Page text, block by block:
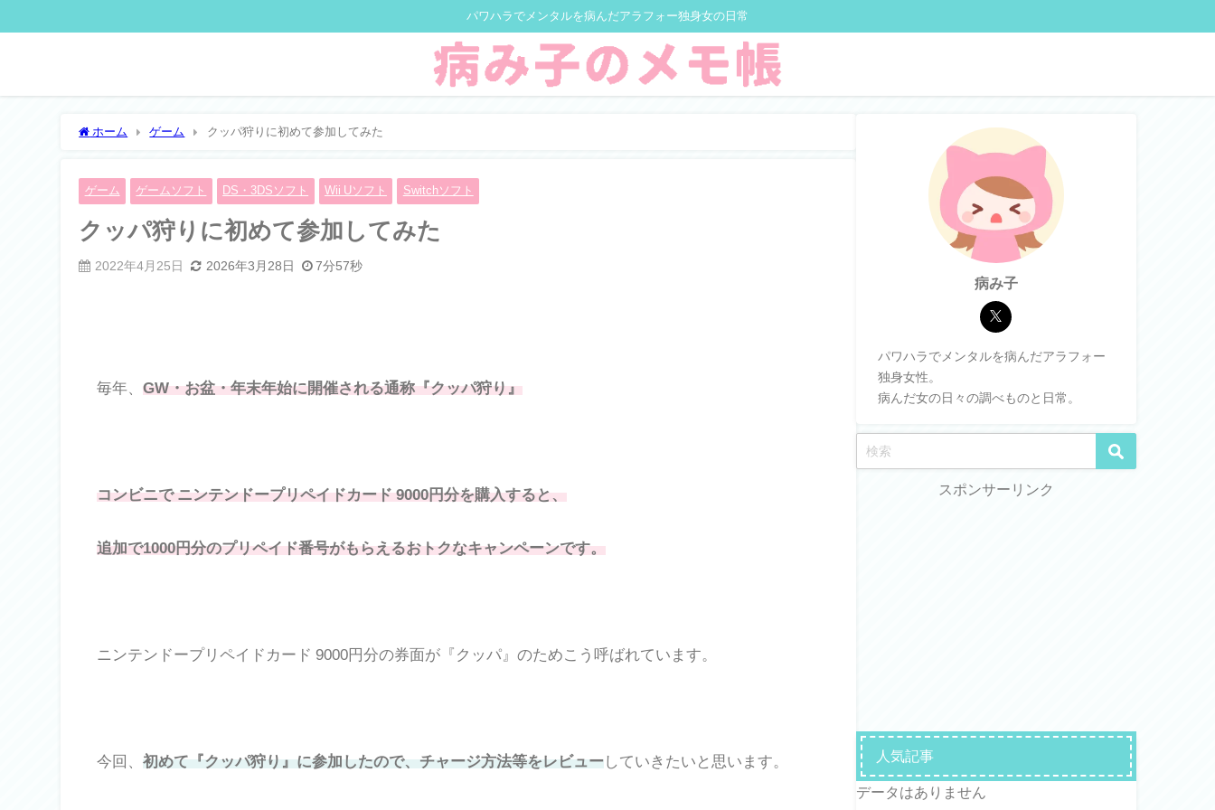
パワハラでメンタルを病んだアラフォー独身女の日常
ホーム ゲーム クッパ狩りに初めて参加してみた
ゲーム ゲームソフト DS・3DSソフト Wii Uソフト Switchソフト
クッパ狩りに初めて参加してみた
2022年4月25日 2026年3月28日 7分57秒
毎年、GW・お盆・年末年始に開催される通称『クッパ狩り』
コンビニで ニンテンドープリペイドカード 9000円分を購入すると、
追加で1000円分のプリペイド番号がもらえるおトクなキャンペーンです。
ニンテンドープリペイドカード 9000円分の券面が『クッパ』のためこう呼ばれています。
今回、初めて『クッパ狩り』に参加したので、チャージ方法等をレビューしていきたいと思います。
病み子
パワハラでメンタルを病んだアラフォー
独身女性。
病んだ女の日々の調べものと日常。
スポンサーリンク
人気記事
データはありません